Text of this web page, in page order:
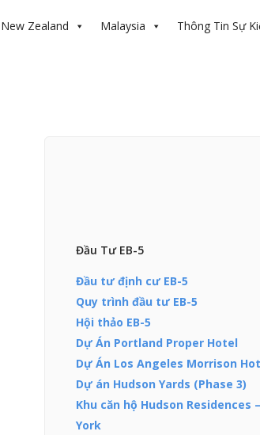
New Zealand Malaysia Thông Tin Sự
Đầu Tư EB-5
Đầu tư định cư EB-5
Quy trình đầu tư EB-5
Hội thảo EB-5
Dự Án Portland Proper Hotel
Dự Án Los Angeles Morrison
Dự án Hudson Yards (Phase 3)
Khu căn hộ Hudson Residences
York